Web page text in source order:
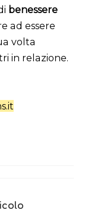
benessere
ad essere
volta
in relazione.